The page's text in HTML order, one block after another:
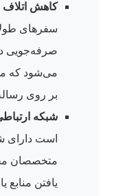
کاهش
سفرهای
صرفه‌جویی
می‌شود که
بر روی
شبکه
است دارای
متخصصان
یافتن